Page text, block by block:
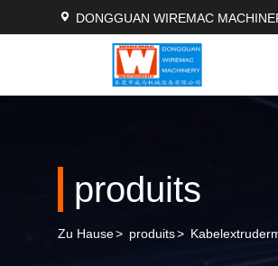
DONGGUAN WIREMAC
produits
Zu Hause> produits>